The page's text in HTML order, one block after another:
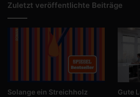
Zuletzt veröffentlichte Beiträge
Solange ein Streichholz
Gute